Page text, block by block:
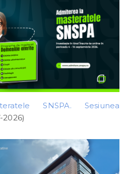
SNSPA. Sesiunea
2026)